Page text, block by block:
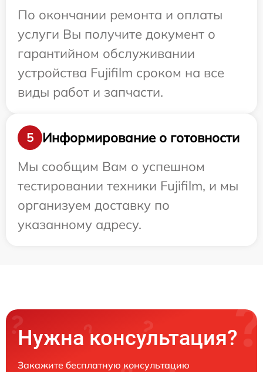
По окончании ремонта и оплаты
услуги Вы получите документ о
гарантийном обслуживании
устройства Fujifilm сроком на все
виды работ и запчасти.
5
Информирование о готовности
Мы сообщим Вам о успешном
тестировании техники Fujifilm, и мы
организуем доставку по
указанному адресу.
Нужна консультация?
Закажите бесплатную консультацию